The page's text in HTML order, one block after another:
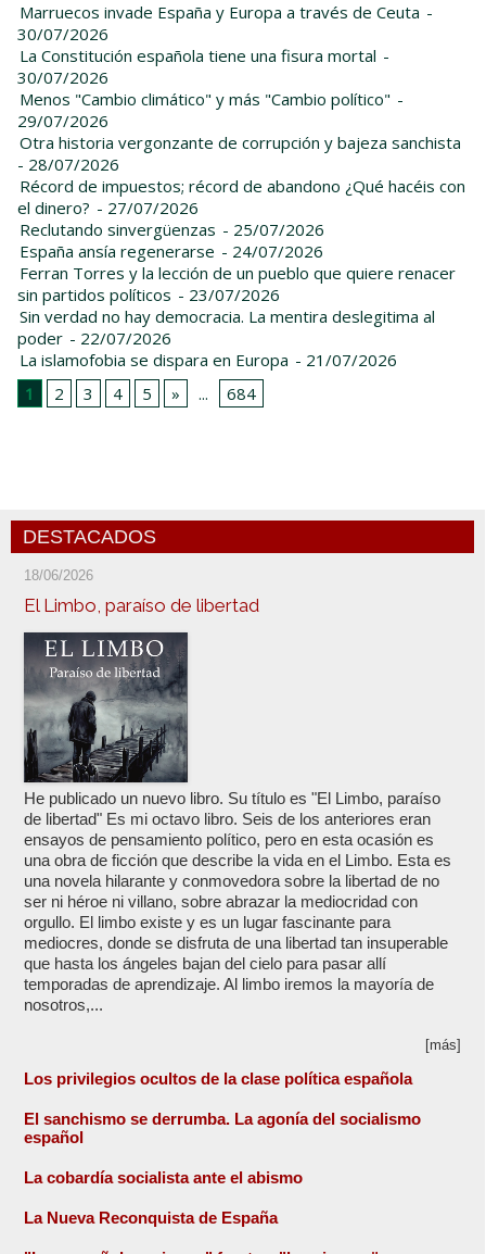
Marruecos invade España y Europa a través de Ceuta -
30/07/2026
La Constitución española tiene una fisura mortal -
30/07/2026
Menos "Cambio climático" y más "Cambio político" -
29/07/2026
Otra historia vergonzante de corrupción y bajeza sanchista
- 28/07/2026
Récord de impuestos; récord de abandono ¿Qué hacéis con
el dinero? - 27/07/2026
Reclutando sinvergüenzas - 25/07/2026
España ansía regenerarse - 24/07/2026
Ferran Torres y la lección de un pueblo que quiere renacer
sin partidos políticos - 23/07/2026
Sin verdad no hay democracia. La mentira deslegitima al
poder - 22/07/2026
La islamofobia se dispara en Europa - 21/07/2026
1
2 3 4 5 » ... 684
DESTACADOS
18/06/2026
El Limbo, paraíso de libertad
He publicado un nuevo libro. Su título es "El Limbo, paraíso
de libertad" Es mi octavo libro. Seis de los anteriores eran
ensayos de pensamiento político, pero en esta ocasión es
una obra de ficción que describe la vida en el Limbo. Esta es
una novela hilarante y conmovedora sobre la libertad de no
ser ni héroe ni villano, sobre abrazar la mediocridad con
orgullo. El limbo existe y es un lugar fascinante para
mediocres, donde se disfruta de una libertad tan insuperable
que hasta los ángeles bajan del cielo para pasar allí
temporadas de aprendizaje. Al limbo iremos la mayoría de
nosotros,...
[más]
Los privilegios ocultos de la clase política española
El sanchismo se derrumba. La agonía del socialismo
español
La cobardía socialista ante el abismo
La Nueva Reconquista de España